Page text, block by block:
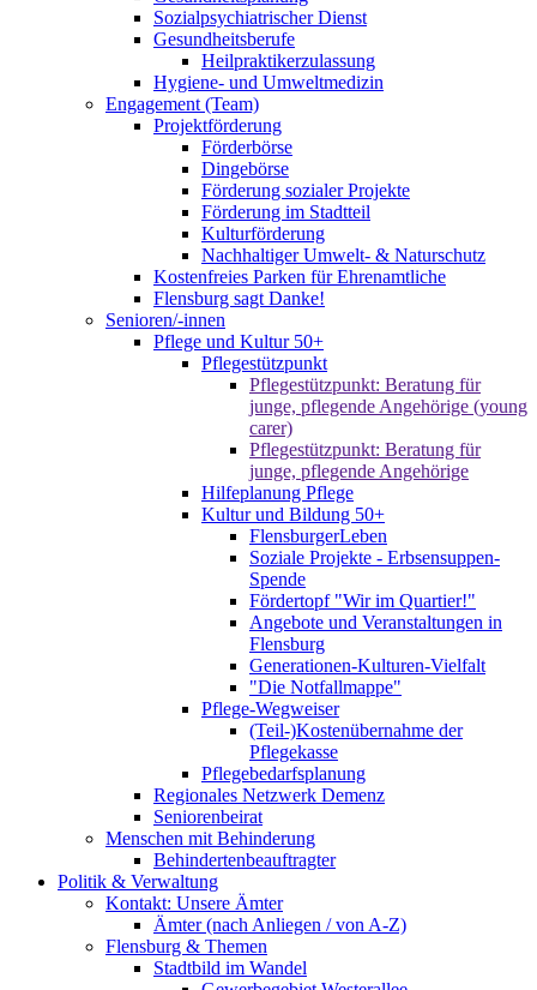
Sozialpsychiatrischer Dienst
Gesundheitsberufe
Heilpraktikerzulassung
Hygiene- und Umweltmedizin
Engagement (Team)
Projektförderung
Förderbörse
Dingebörse
Förderung sozialer Projekte
Förderung im Stadtteil
Kulturförderung
Nachhaltiger Umwelt- & Naturschutz
Kostenfreies Parken für Ehrenamtliche
Flensburg sagt Danke!
Senioren/-innen
Pflege und Kultur 50+
Pflegestützpunkt
Pflegestützpunkt: Beratung für
junge, pflegende Angehörige (young
carer)
Pflegestützpunkt: Beratung für
junge, pflegende Angehörige
Hilfeplanung Pflege
Kultur und Bildung 50+
FlensburgerLeben
Soziale Projekte - Erbsensuppen-
Spende
Fördertopf "Wir im Quartier!"
Angebote und Veranstaltungen in
Flensburg
Generationen-Kulturen-Vielfalt
"Die Notfallmappe"
Pflege-Wegweiser
(Teil-)Kostenübernahme der
Pflegekasse
Pflegebedarfsplanung
Regionales Netzwerk Demenz
Seniorenbeirat
Menschen mit Behinderung
Behindertenbeauftragter
Politik & Verwaltung
Kontakt: Unsere Ämter
Ämter (nach Anliegen / von A-Z)
Flensburg & Themen
Stadtbild im Wandel